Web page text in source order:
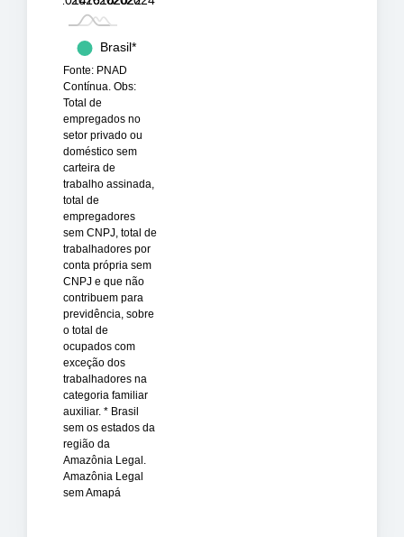
Brasil*
Ama…
AP
Fonte: PNAD
Contínua. Obs:
Total de
empregados no
setor privado ou
doméstico sem
carteira de
trabalho assinada,
total de
empregadores
sem CNPJ, total de
trabalhadores por
conta própria sem
CNPJ e que não
contribuem para
previdência, sobre
o total de
ocupados com
exceção dos
trabalhadores na
categoria familiar
auxiliar. * Brasil
sem os estados da
região da
Amazônia Legal.
Amazônia Legal
sem Amapá